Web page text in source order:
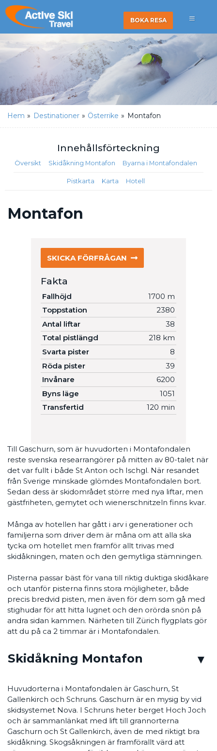
BOKA RESA
Hem » Destinationer » Österrike » Montafon
Innehållsförteckning
Översikt Skidåkning Montafon Byarna i Montafondalen
Pistkarta Karta Hotell
Montafon
SKICKA FÖRFRÅGAN
Fakta
Fallhöjd
1700 m
Toppstation
2380
Antal liftar
38
Total pistlängd
218 km
Svarta pister
8
Röda pister
39
Invånare
6200
Byns läge
1051
Transfertid
120 min
Till Gaschurn, som är huvudorten i Montafondalen
reste svenska researrangörer på mitten av 80-talet när
det var fullt i både St Anton och Ischgl. När resandet
från Sverige minskade glömdes Montafondalen bort.
Sedan dess är skidområdet större med nya liftar, men
gästfriheten, gemytet och wienerschnitzeln finns kvar.
Många av hotellen har gått i arv i generationer och
familjerna som driver dem är måna om att alla ska
tycka om hotellet men framför allt trivas med
skidåkningen, maten och den gemytliga stämningen.
Pisterna passar bäst för vana till riktig duktiga skidåkare
och utanför pisterna finns stora möjligheter, både
precis bredvid pisten, men även för dem som gå med
stighudar för att hitta lugnet och den orörda snön på
andra sidan kammen. Närheten till Zürich flygplats gör
att du på ca 2 timmar är i Montafondalen.
Skidåkning Montafon
Huvudorterna i Montafondalen är Gaschurn, St
Gallenkirch och Schruns. Gaschurn är en mysig by vid
skidsystemet Nova. I Schruns heter berget Hoch Joch
och är sammanlänkat med lift till grannorterna
Gaschurn och St Gallenkirch, även de med riktigt bra
skidåkning. Skogsåkningen är framförallt värd att